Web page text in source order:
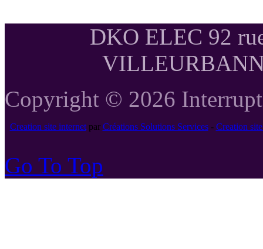
DKO ELEC 92
Copyright © 2026
Creation site internetpar Créations Solutions Services- Creation
Go To Top